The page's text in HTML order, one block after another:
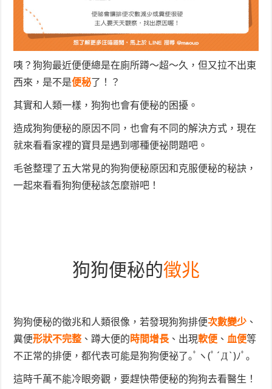
咦？狗狗最近便便總是在廁所蹲～超～久，但又拉不出東
西來，是不是便秘了！？
其實和人類一樣，狗狗也會有便秘的困擾。
造成狗狗便秘的原因不同，也會有不同的解決方式，現在
就來看看家裡的寶貝是遇到哪種便祕問題吧。
毛爸整理了五大常見的狗狗便秘原因和克服便秘的秘訣，
一起來看看狗狗便秘該怎麼辦吧！
狗狗便秘的徵兆
狗狗便秘的徵兆和人類很像，若發現狗狗排便次數變少 、
糞便形狀不完整 、蹲大便的時間增長 、出現軟便 、血便等
不正常的排便，都代表可能是狗狗便祕了｡ﾟヽ(ﾟ´Д`)ﾉﾟ｡
這時千萬不能冷眼旁觀，要趕快帶便秘的狗狗去看醫生！